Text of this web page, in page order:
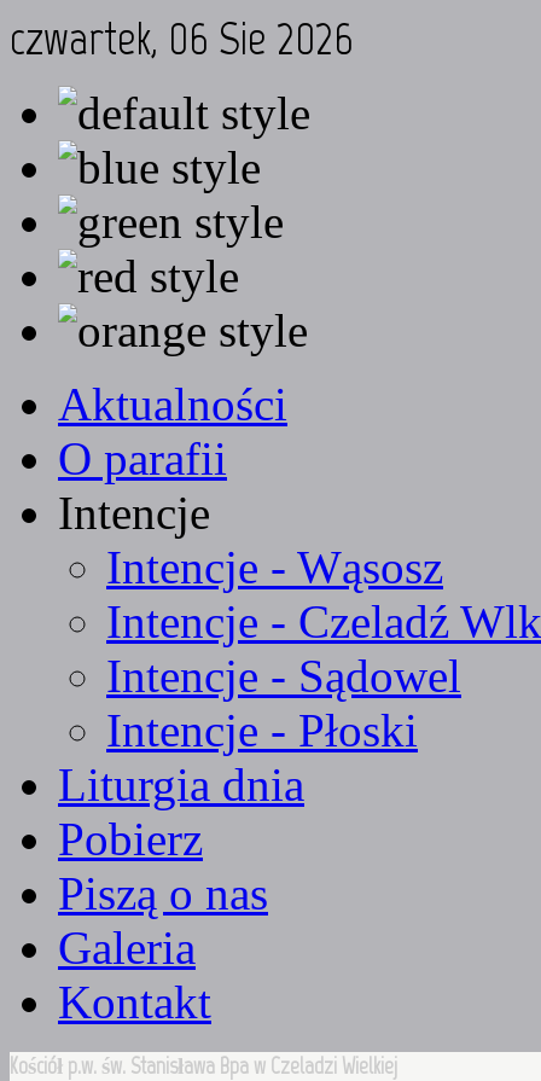
czwartek, 06 Sie 2026
Aktualności
O parafii
Intencje
Intencje - Wąsosz
Intencje - Czeladź
Intencje - Sądowel
Intencje - Płoski
Liturgia dnia
Pobierz
Piszą o nas
Galeria
Kontakt
Kościół p.w. św. Stanisława Bpa w Czeladzi Wielkiej